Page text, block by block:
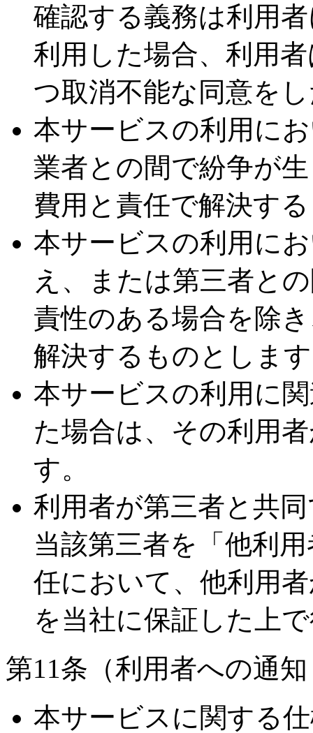
確認する義務は利用
利用した場合、利用
つ取消不能な同意を
本サービスの利用に
業者との間で紛争が
費用と責任で解決す
本サービスの利用に
え、または第三者と
責性のある場合を除
解決するものとしま
本サービスの利用に
た場合は、その利用
す。
利用者が第三者と共
当該第三者を「他利
任において、他利用
を当社に保証した上
第11条（利用者への通
本サービスに関する